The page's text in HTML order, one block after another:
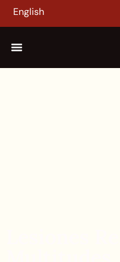
English